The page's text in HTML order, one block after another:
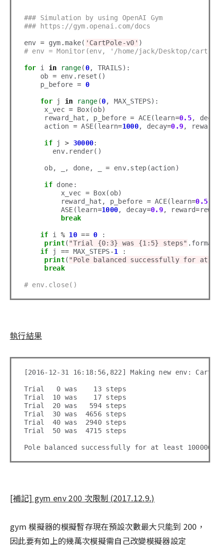
### Simulation by using OpenAI Gym
### https://gym.openai.com/docs
env = gym .make( 'CartPole-v0'
# env = Monitor(env, '/home/jack/Desktop/cart-
for i in range(0, TRAILS):
    ob
= env . reset()
    p_before
= 0
for j in range (0, MAX_STEPS):
     x_vec
= Box(ob)
     reward_hat, p_before
= ACE(learn=0.5, decay
     action
= ASE(learn=1000, decay=0.9, reward
if j > 30000:
       env
. render()
     ob, _, done, _
= env. step(action)
if done:
         x_vec
= Box(ob)
         reward_hat, p_before
= ACE(learn=0.5
         ASE(learn
=1000, decay=0.9, reward=
break
if i % 10 == 0 :
print( "Trial {0:3} was {1:5} steps" .
if j == MAX_STEPS-1
:
print( "Pole balanced successfully for
break
# env.close()
執行結果
[2016-12-31 16:18:56,822] Making new env:
Trial   0 was    13 steps
Trial  10 was    17 steps
Trial  20 was   594 steps
Trial  30 was  4656 steps
Trial  40 was  2940 steps
Trial  50 was  4715 steps
[補記] gym env 200 次限制 (2017.12.9.)
gym 模擬器的模擬暫存現在預設次數最大只能到 200，
因此要有如上的幾萬次模擬需自己改變模擬器設定